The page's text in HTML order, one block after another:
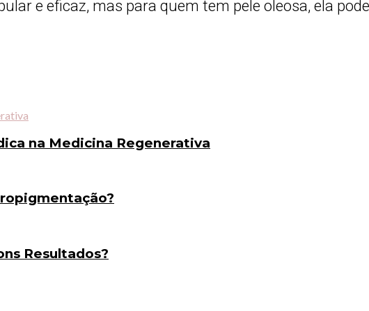
e eficaz, mas para quem tem pele oleosa, ela
na Medicina Regenerativa
Resultados?